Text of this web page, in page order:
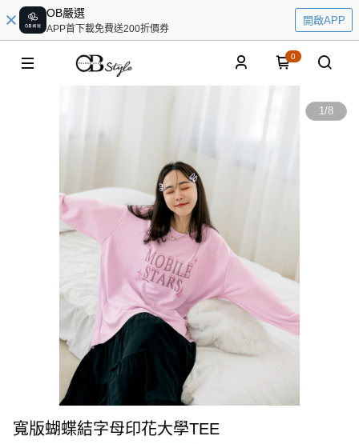
OB嚴選
APP首下載免費送200折價券
開啟APP
0
1/8
寬版蝴蝶結字母印花大學TEE